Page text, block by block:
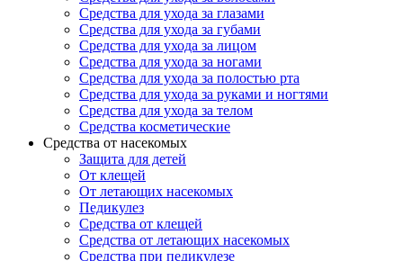
Средства для ухода за глазами
Средства для ухода за губами
Средства для ухода за лицом
Средства для ухода за ногами
Средства для ухода за полостью рта
Средства для ухода за руками и ногтями
Средства для ухода за телом
Средства косметические
Средства от насекомых
Защита для детей
От клещей
От летающих насекомых
Педикулез
Средства от клещей
Средства от летающих насекомых
Средства при педикулезе